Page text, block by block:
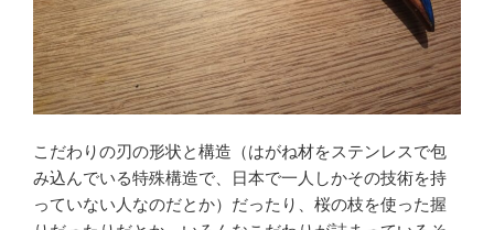
こだわりの刃の形状と構造（はがね材をステンレスで包
み込んでいる特殊構造で、日本で一人しかその技術を持
っていない人なのだとか）だったり、桜の枝を使った握